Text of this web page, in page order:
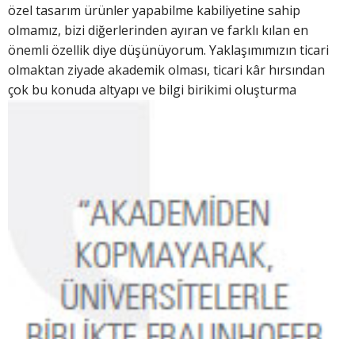
özel tasarım ürünler yapabilme kabiliyetine sahip
olmamız, bizi diğerlerinden ayıran ve farklı kılan en
önemli özellik diye düşünüyorum. Yaklaşımımızın ticari
olmaktan ziyade akademik olması, ticari kâr hırsından
çok bu konuda altyapı ve bilgi birikimi oluşturma